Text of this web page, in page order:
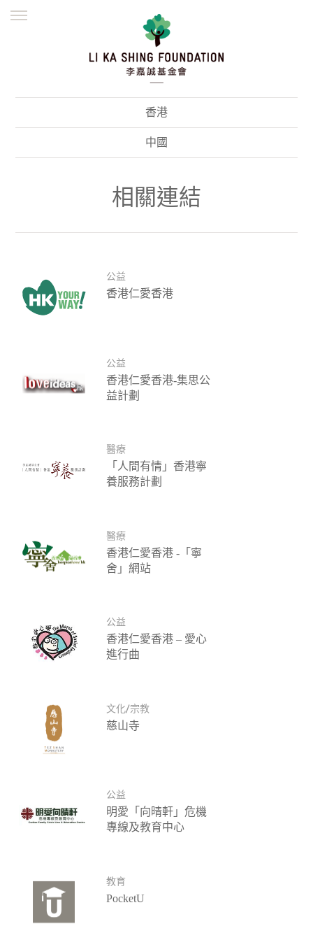
香港
中國
繁體
相關連結
公益
香港仁愛香港
公益
香港仁愛香港-集思公
益計劃
醫療
「人間有情」香港寧
養服務計劃
醫療
香港仁愛香港 -「寧
舍」網站
公益
香港仁愛香港 – 愛心
進行曲
文化/宗教
慈山寺
公益
明愛「向晴軒」危機
專線及教育中心
教育
PocketU